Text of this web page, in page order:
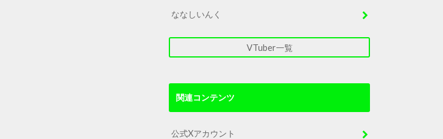
ななしいんく
VTuber一覧
関連コンテンツ
公式Xアカウント